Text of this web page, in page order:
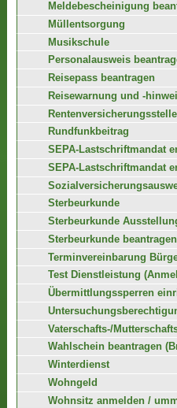
Meldebescheinigung
Müllentsorgung
Musikschule
Personalausweis
Reisepass beantragen
Reisewarnung und -
Rentenversicherungsstelle
Rundfunkbeitrag
SEPA-Lastschriftmandat
SEPA-Lastschriftmandat
Sterbeurkunde
Sterbeurkunde
Sterbeurkunde beantragen
Terminvereinbarung
Test Dienstleistung
Übermittlungssperren
Vaterschafts-/
Wahlschein beantragen
Winterdienst
Wohngeld
Wohnsitz anmelden /